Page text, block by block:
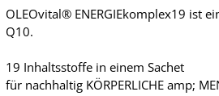
OLEOvital® ENERGIEkomplex19 ist
Q10.
19 Inhaltsstoffe in einem Sachet
für nachhaltig KÖRPERLICHE amp;